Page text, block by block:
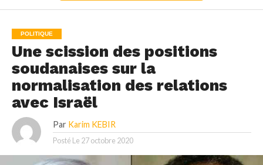
POLITIQUE
Une scission des positions
soudanaises sur la
normalisation des relations
avec Israël
Par Karim KEBIR
Posté Le 27 octobre 2020